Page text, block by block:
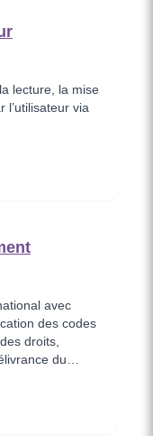
lecture, la mise
l’utilisateur via
avec
des codes
droits,
du